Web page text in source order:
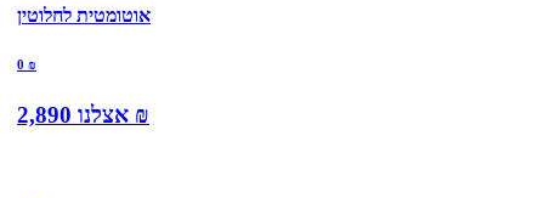
אוטומטית לחלוטין
0 ₪
אצלנו 2,890 ₪